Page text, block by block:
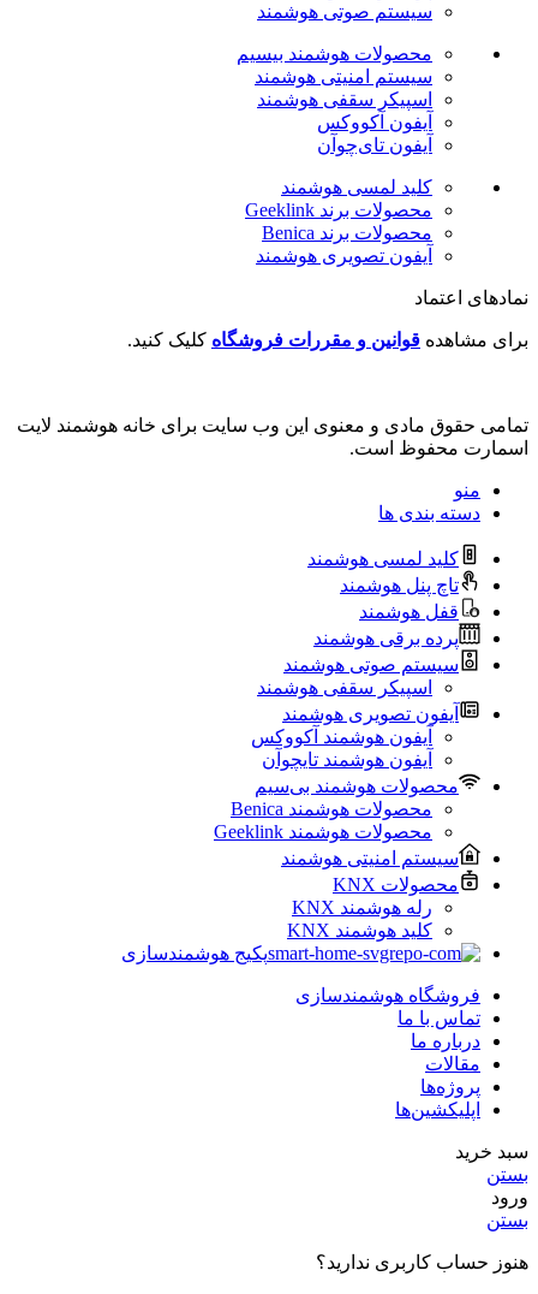
سیستم صوتی هوشمند
محصولات هوشمند بیسیم
سیستم امنیتی هوشمند
اسپیکر سقفی هوشمند
آیفون آکووکس
آیفون تای‌چوآن
کلید لمسی هوشمند
محصولات برند Geeklink
محصولات برند ‌Benica
آیفون تصویری هوشمند
نمادهای اعتماد
برای مشاهده قوانین و مقررات فروشگاه کلیک کنید.
تمامی حقوق مادی و معنوی این وب سایت برای خانه هوشمند لایت
اسمارت محفوظ است.
منو
دسته بندی ها
کلید لمسی هوشمند
تاچ پنل هوشمند
قفل هوشمند
پرده برقی هوشمند
سیستم صوتی هوشمند
اسپیکر سقفی هوشمند
آیفون تصویری هوشمند
آیفون هوشمند آکووکس
آیفون هوشمند تایچوآن
محصولات هوشمند بی‌سیم
محصولات هوشمند Benica
محصولات هوشمند Geeklink
سیستم امنیتی هوشمند
محصولات KNX
رله هوشمند KNX
کلید هوشمند KNX
پکیج هوشمندسازی
فروشگاه هوشمندسازی
تماس با ما
درباره ما
مقالات
پروژه‌ها
اپلیکشین‌ها
سبد خرید
بستن
ورود
بستن
هنوز حساب کاربری ندارید؟